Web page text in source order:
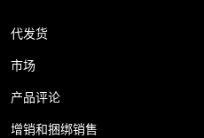
代发货
市场
产品评论
增销和捆绑销售